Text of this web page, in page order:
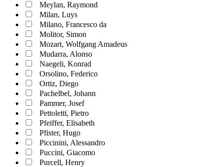
Meylan, Raymond
Milan, Luys
Milano, Francesco da
Molitor, Simon
Mozart, Wolfgang Amadeus
Mudarra, Alonso
Naegeli, Konrad
Orsolino, Federico
Ortiz, Diego
Pachelbel, Johann
Pammer, Josef
Pettoletti, Pietro
Pfeiffer, Elisabeth
Pfister, Hugo
Piccinini, Alessandro
Puccini, Giacomo
Purcell, Henry